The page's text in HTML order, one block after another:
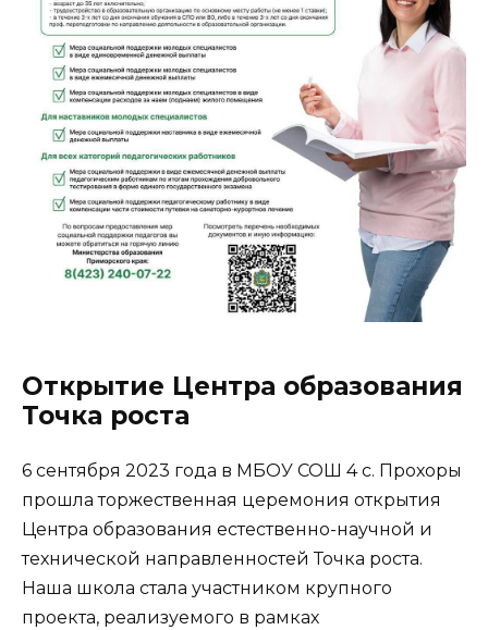
Открытие Центра образования
Точка роста
6 сентября 2023 года в МБОУ СОШ 4 с. Прохоры
прошла торжественная церемония открытия
Центра образования естественно-научной и
технической направленностей Точка роста.
Наша школа стала участником крупного
проекта, реализуемого в рамках